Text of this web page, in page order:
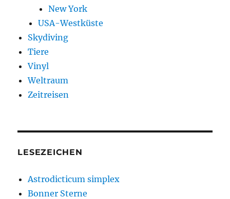
New York
USA-Westküste
Skydiving
Tiere
Vinyl
Weltraum
Zeitreisen
LESEZEICHEN
Astrodicticum simplex
Bonner Sterne